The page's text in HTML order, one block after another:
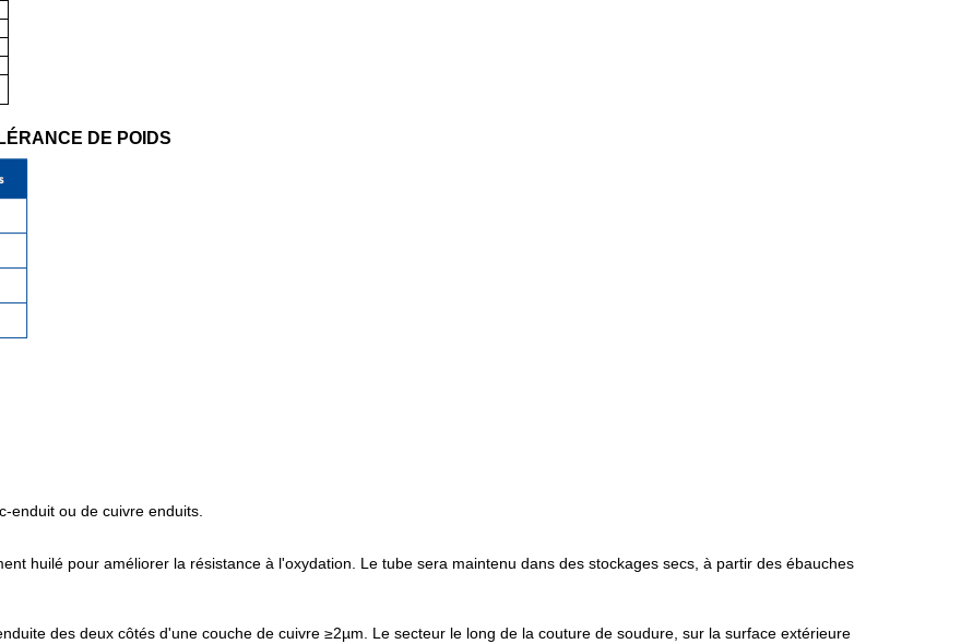
DE POIDS
enduit ou de cuivre enduits.
huilé pour améliorer la résistance à l'oxydation. Le tube sera maintenu dans des stockages secs, à partir des ébauches
des deux côtés d'une couche de cuivre ≥2µm. Le secteur le long de la couture de soudure, sur la surface extérieure